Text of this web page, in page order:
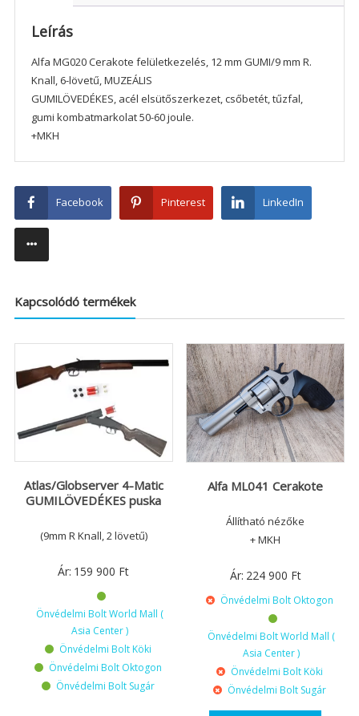
Leírás
Alfa MG020 Cerakote felületkezelés, 12 mm GUMI/9 mm R.
Knall, 6-lövetű, MUZEÁLIS
GUMILÖVEDÉKES, acél elsütőszerkezet, csőbetét, tűzfal,
gumi kombatmarkolat 50-60 joule.
+MKH
Facebook Pinterest LinkedIn
Kapcsolódó termékek
Atlas/Globserver 4-Matic
GUMILÖVEDÉKES puska
(9mm R Knall, 2 lövetű)
Ár: 159 900 Ft
Önvédelmi Bolt World Mall (
Asia Center )
Önvédelmi Bolt Köki
Önvédelmi Bolt Oktogon
Önvédelmi Bolt Sugár
Alfa ML041 Cerakote
Állítható nézőke
+ MKH
Ár: 224 900 Ft
Önvédelmi Bolt Oktogon
Önvédelmi Bolt World Mall (
Asia Center )
Önvédelmi Bolt Köki
Önvédelmi Bolt Sugár